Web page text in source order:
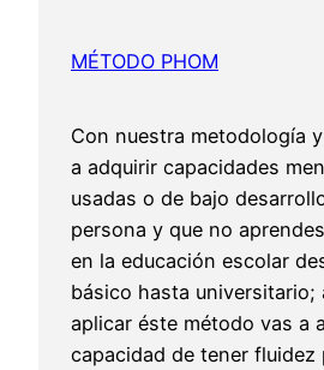
MÉTODO PHOM
Con nuestra metodología
a adquirir capacidades
usadas o de bajo
persona y que no
en la educación escolar
básico hasta universitario;
aplicar éste método vas a
capacidad de tener fluidez